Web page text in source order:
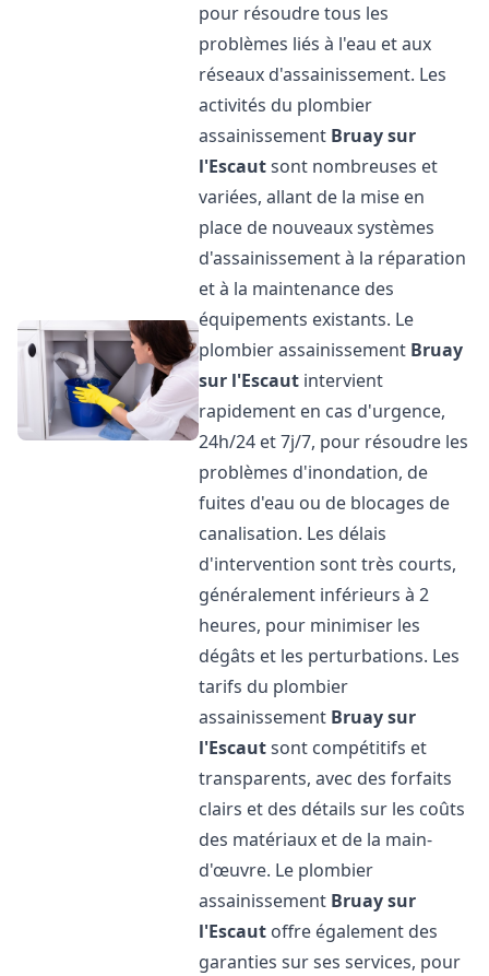
pour résoudre tous les
problèmes liés à l'eau et aux
réseaux d'assainissement. Les
activités du plombier
assainissement Bruay sur
l'Escautsont nombreuses et
variées, allant de la mise en
place de nouveaux systèmes
d'assainissement à la réparation
et à la maintenance des
équipements existants. Le
plombier assainissement Bruay
sur l'Escaut intervient
rapidement en cas d'urgence,
24h/24 et 7j/7, pour résoudre les
problèmes d'inondation, de
fuites d'eau ou de blocages de
canalisation. Les délais
d'intervention sont très courts,
généralement inférieurs à 2
heures, pour minimiser les
dégâts et les perturbations. Les
tarifs du plombier
assainissement Bruay sur
l'Escautsont compétitifs et
transparents, avec des forfaits
clairs et des détails sur les coûts
des matériaux et de la main-
d'œuvre. Le plombier
assainissement Bruay sur
l'Escaut offre également des
garanties sur ses services, pour